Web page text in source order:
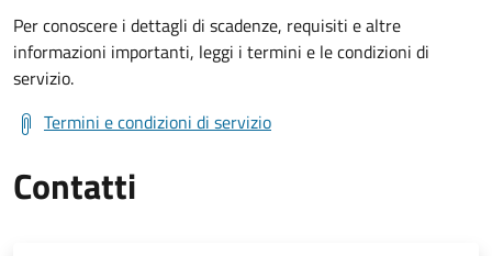
Per conoscere i dettagli di scadenze, requisiti e altre
informazioni importanti, leggi i termini e le condizioni di
servizio.
Termini e condizioni di servizio
Contatti